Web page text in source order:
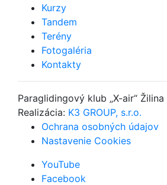
Kurzy
Tandem
Terény
Fotogaléria
Kontakty
Paraglidingový klub „X-air“ Žilina
Realizácia: K3 GROUP, s.r.o.
Ochrana osobných údajov
Nastavenie Cookies
YouTube
Facebook